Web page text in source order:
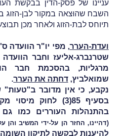
עניינו של פסק-הדין בבקשת
השבח שהוּצאה במקור לבן-הזוג
תיוחס לבת-הזוג ולאחר מכן
ועדת-הערר, מפי יו"ר הוועדה
שטרנברג-אליעז וחבר
מרגליות, בהסכמת חבר
שמואלביץ, דחתה את הערר.
נקבע, כי אין מדובר
בסעיף 85(3) לחוק
בהתנהלות העוררים כמו
(דהיינו, החזר הן על-ידי המשיב והן
להיענות לבקשה לתיקון